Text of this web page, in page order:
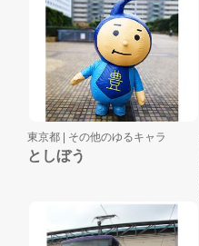
東京都 | その他のゆるキャラ
としぼう